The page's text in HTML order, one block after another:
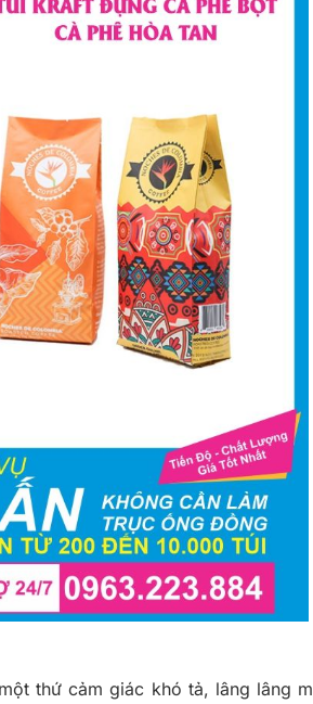
thứ cảm giác khó tả, lâng lâng